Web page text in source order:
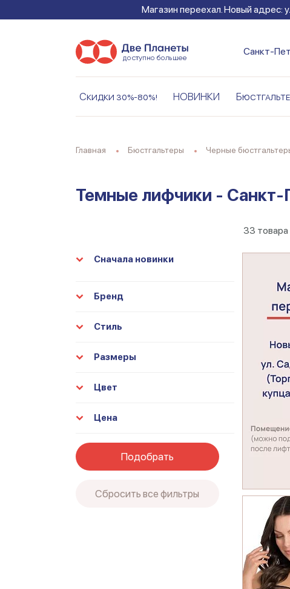
Магазин переехал. Новый адрес:
Санкт-
Скидки 30%-80%! НОВИНКИ
Главная Бюстгальтеры Черные
Темные лифчики - Санкт-
Сначала новинки
Бренд
Стиль
Размеры
Цвет
Цена
Подобрать
Сбросить все фильтры
33 товара